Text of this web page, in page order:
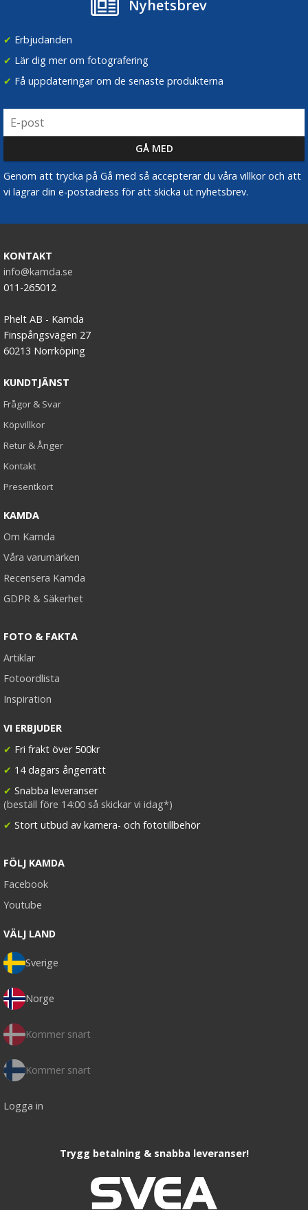
Nyhetsbrev
✔ Erbjudanden
✔ Lär dig mer om fotografering
✔ Få uppdateringar om de senaste produkterna
Genom att trycka på Gå med så accepterar du våra villkor och att
vi lagrar din e-postadress för att skicka ut nyhetsbrev.
KONTAKT
info@kamda.se
011-265012
Phelt AB - Kamda
Finspångsvägen 27
60213 Norrköping
KUNDTJÄNST
Frågor & Svar
Köpvillkor
Retur & Ånger
Kontakt
Presentkort
KAMDA
Om Kamda
Våra varumärken
Recensera Kamda
GDPR & Säkerhet
FOTO & FAKTA
Artiklar
Fotoordlista
Inspiration
VI ERBJUDER
✔ Fri frakt över 500kr
✔ 14 dagars ångerrätt
✔ Snabba leveranser
(beställ före 14:00 så skickar vi idag*)
✔ Stort utbud av kamera- och fototillbehör
FÖLJ KAMDA
Facebook
Youtube
VÄLJ LAND
Sverige
Norge
Kommer snart
Kommer snart
Logga in
Trygg betalning & snabba leveranser!